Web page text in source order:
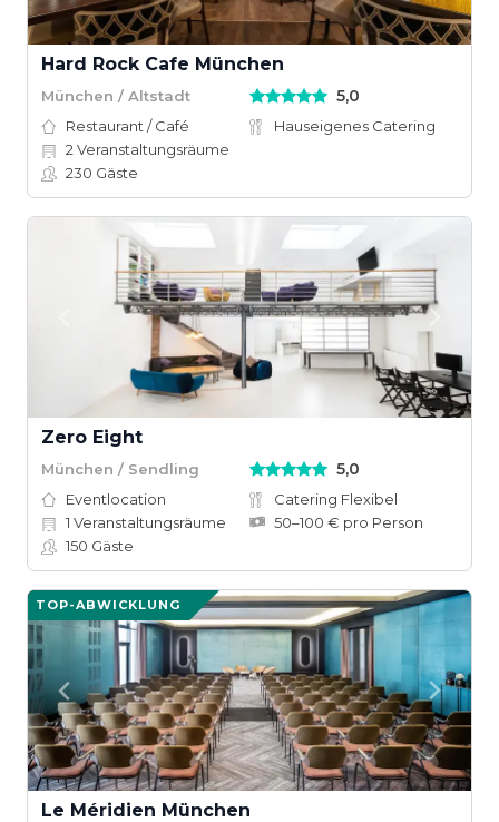
Hard Rock Cafe München
München / Altstadt 5,0
Restaurant / Café
Hauseigenes Catering
2 Veranstaltungsräume
230 Gäste
Zero Eight
München / Sendling 5,0
Eventlocation
Catering Flexibel
1 Veranstaltungsräume
50–100 € pro Person
150 Gäste
TOP-ABWICKLUNG
Le Méridien München